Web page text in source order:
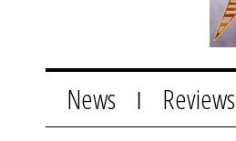
News Reviews